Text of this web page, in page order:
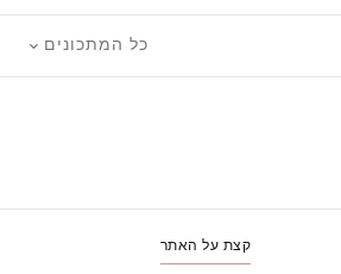
כל המתכונים
קצת על האתר